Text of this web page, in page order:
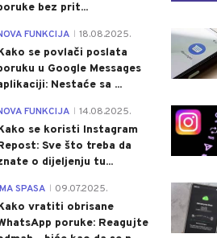
bez prit...
FUNKCIJA 18.08.2025.
se povlači poslata
u Google Messages
Nestaće sa ...
FUNKCIJA 14.08.2025.
se koristi Instagram
Sve što treba da
o dijeljenju tu...
SPASA 09.07.2025.
vratiti obrisane
poruke: Reagujte